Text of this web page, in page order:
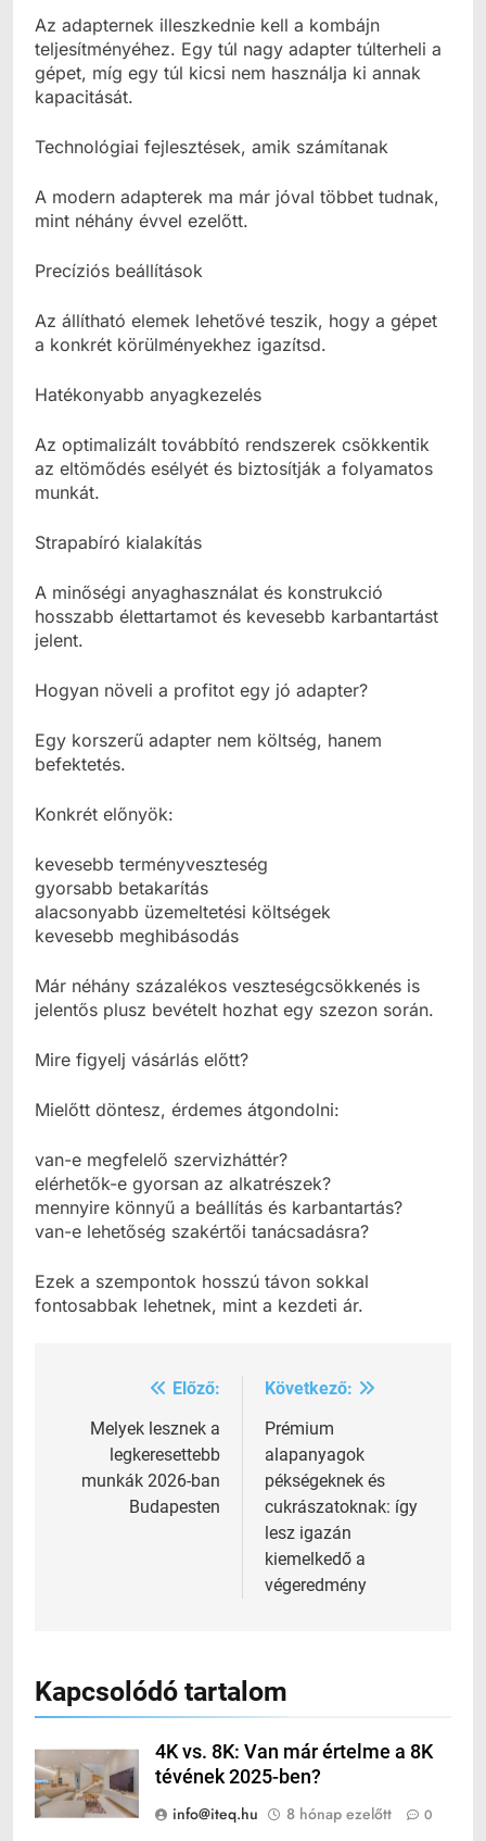
Az adapternek illeszkednie kell a kombájn
teljesítményéhez. Egy túl nagy adapter túlterheli a
gépet, míg egy túl kicsi nem használja ki annak
kapacitását.
Technológiai fejlesztések, amik számítanak
A modern adapterek ma már jóval többet tudnak,
mint néhány évvel ezelőtt.
Precíziós beállítások
Az állítható elemek lehetővé teszik, hogy a gépet
a konkrét körülményekhez igazítsd.
Hatékonyabb anyagkezelés
Az optimalizált továbbító rendszerek csökkentik
az eltömődés esélyét és biztosítják a folyamatos
munkát.
Strapabíró kialakítás
A minőségi anyaghasználat és konstrukció
hosszabb élettartamot és kevesebb karbantartást
jelent.
Hogyan növeli a profitot egy jó adapter?
Egy korszerű adapter nem költség, hanem
befektetés.
Konkrét előnyök:
kevesebb terményveszteség
gyorsabb betakarítás
alacsonyabb üzemeltetési költségek
kevesebb meghibásodás
Már néhány százalékos veszteségcsökkenés is
jelentős plusz bevételt hozhat egy szezon során.
Mire figyelj vásárlás előtt?
Mielőtt döntesz, érdemes átgondolni:
van-e megfelelő szervizháttér?
elérhetők-e gyorsan az alkatrészek?
mennyire könnyű a beállítás és karbantartás?
van-e lehetőség szakértői tanácsadásra?
Ezek a szempontok hosszú távon sokkal
fontosabbak lehetnek, mint a kezdeti ár.
Bejegyzés
navigáció
Előző:
Melyek lesznek a
legkeresettebb
munkák 2026-ban
Budapesten
Következő:
Prémium
alapanyagok
pékségeknek és
cukrászatoknak: így
lesz igazán
kiemelkedő a
végeredmény
Kapcsolódó tartalom
4K vs. 8K: Van már értelme a 8K
tévének 2025-ben?
info@iteq.hu
8 hónap ezelőtt 0